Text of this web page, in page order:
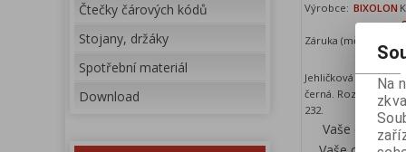
Čtečky čárových kódů
Stojany, držáky
Spotřební materiál
Download
Výrobce: BIXOLON
Záruka (měsíců):
Jehličková tiskárna
černá. Rozhraní
232.
Vaše cena
Na